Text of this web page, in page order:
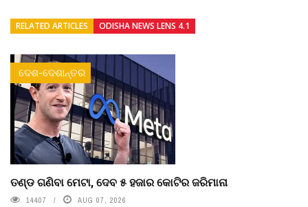
RELATED ARTICLES ODISHA NEWS LENS 4.1
ଦେଶ-ଦେଶାନ୍ତର
ତଣ୍ଡ ଗଣିବା ମେଟା, ଦେବ ୫ ହଜାର କୋଟିର ଜରିମାନା
14407 AUG 07, 2026